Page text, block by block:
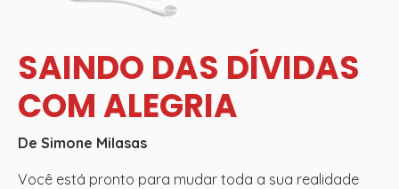
SAINDO DAS DÍVIDAS
COM ALEGRIA
De Simone Milasas
Você está pronto para mudar toda a sua realidade